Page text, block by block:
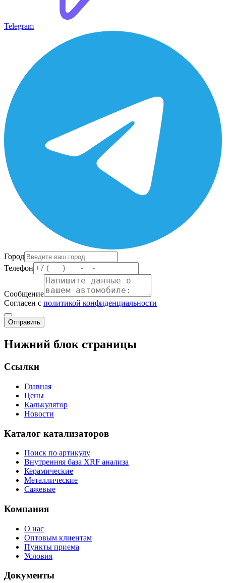
Telegram
Город
Телефон
Сообщение
Согласен с политикой конфиденциальности
Отправить
Нижний блок страницы
Ссылки
Главная
Цены
Калькулятор
Новости
Каталог катализаторов
Поиск по артикулу
Внутренняя база XRF анализа
Керамические
Металлические
Сажевые
Компания
О нас
Оптовым клиентам
Пункты приема
Условия
Документы